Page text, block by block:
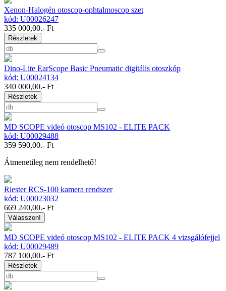
Xenon-Halogén otoscop-ophtalmoscop szet
kód: U00026247
335 000,00.- Ft
Részletek
Dino-Lite EarScope Basic Pneumatic digitális otoszkóp
kód: U00024134
340 000,00.- Ft
Részletek
MD SCOPE videó otoscop MS102 - ELITE PACK
kód: U00029488
359 590,00.- Ft
Átmenetileg nem rendelhető!
Riester RCS-100 kamera rendszer
kód: U00023032
669 240,00.- Ft
Válasszon!
MD SCOPE videó otoscop MS102 - ELITE PACK 4 vizsgálófejjel
kód: U00029489
787 100,00.- Ft
Részletek